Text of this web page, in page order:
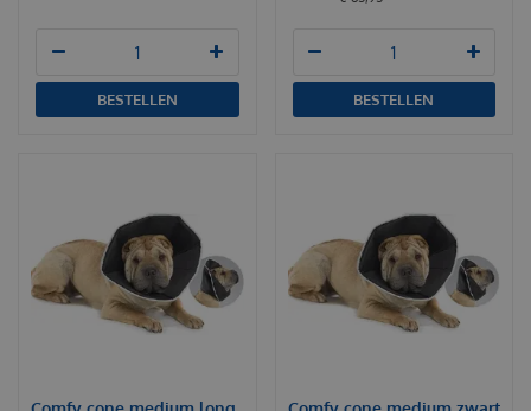
BESTELLEN BESTELLEN